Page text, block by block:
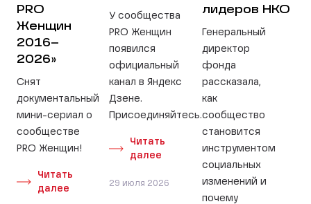
PRO
Женщин
2016–
2026»
Снят
документальный
мини-сериал о
сообществе
PRO Женщин!
Читать
далее
У сообщества
PRO Женщин
появился
официальный
канал в Яндекс
Дзене.
Присоединяйтесь.
Читать
далее
29 июля 2026
лидеров НКО
Генеральный
директор
фонда
рассказала,
как
сообщество
становится
инструментом
социальных
изменений и
почему